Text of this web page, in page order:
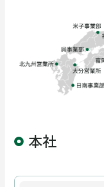
安全への取り組み
お知らせ
本社